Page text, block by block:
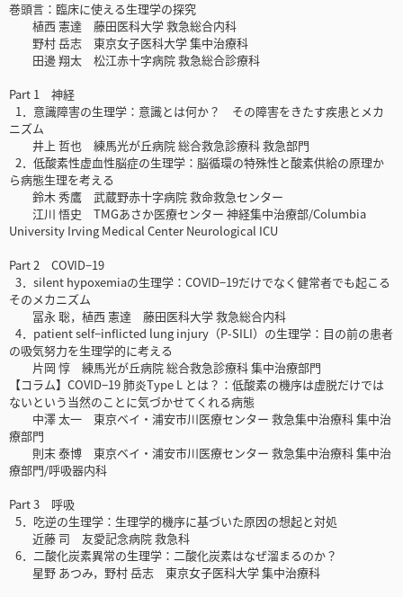
巻頭言：臨床に使える生理学の探究
植西 憲達 藤田医科大学 救急総合内科
野村 岳志 東京女子医科大学 集中治療科
田邊 翔太 松江赤十字病院 救急総合診療科
Part 1 神経
1．意識障害の生理学：意識とは何か？ その障害をきたす疾患とメカ
ニズム
井上 哲也 練馬光が丘病院 総合救急診療科 救急部門
2．低酸素性虚血性脳症の生理学：脳循環の特殊性と酸素供給の原理か
ら病態生理を考える
鈴木 秀鷹 武蔵野赤十字病院 救命救急センター
江川 悟史 TMGあさか医療センター 神経集中治療部/Columbia
University Irving Medical Center Neurological ICU
Part 2 COVID−19
3．silent hypoxemiaの生理学：COVID−19だけでなく健常者でも起こる
そのメカニズム
冨永 聡，植西 憲達 藤田医科大学 救急総合内科
4．patient self−inflicted lung injury（P-SILI）の生理学：目の前の患者
の吸気努力を生理学的に考える
片岡 惇 練馬光が丘病院 総合救急診療科 集中治療部門
【コラム】COVID−19 肺炎Type L とは？：低酸素の機序は虚脱だけでは
ないという当然のことに気づかせてくれる病態
中澤 太一 東京ベイ・浦安市川医療センター 救急集中治療科 集中治
療部門
則末 泰博 東京ベイ・浦安市川医療センター 救急集中治療科 集中治
療部門/呼吸器内科
Part 3 呼吸
5．吃逆の生理学：生理学的機序に基づいた原因の想起と対処
近藤 司 友愛記念病院 救急科
6．二酸化炭素異常の生理学：二酸化炭素はなぜ溜まるのか？
星野 あつみ，野村 岳志 東京女子医科大学 集中治療科